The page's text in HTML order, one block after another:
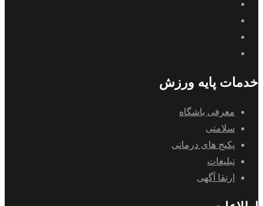
خدمات پایه ورزش
معرفی باشگاه
سلامتی
پکیج های درمانی
تبلیغات
ارتقا آگهی